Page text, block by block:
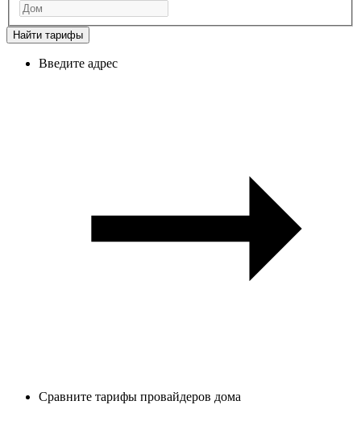
Найти тарифы
Введите адрес
Сравните тарифы провайдеров дома